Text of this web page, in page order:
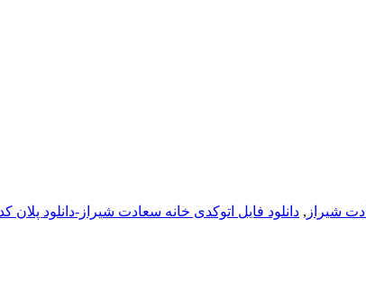
, دانلود فایل اتوکدی خانه سعادت شیراز-دانلود